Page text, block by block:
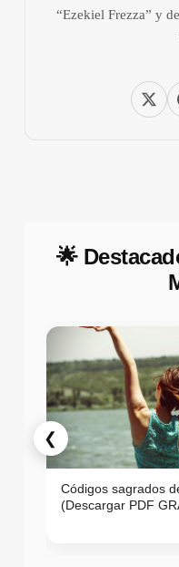
“Ezekiel Frezza” y
🌟
❮
Códigos sagrados
(Descargar PDF